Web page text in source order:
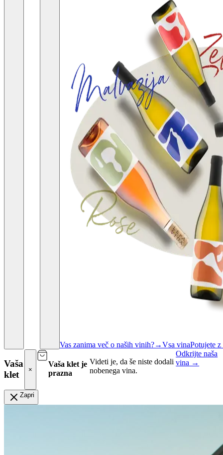
Vas zanima več o naših vinih?→Vsa vinaPotujete
Vaša
klet
×
Vaša klet je
prazna
Videti je, da še niste dodali
nobenega vina.
Odkrijte naša
vina →
Zapri